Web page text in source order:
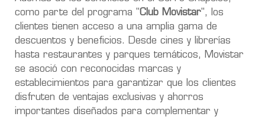
como parte del programa "Club Movistar", los
clientes tienen acceso a una amplia gama de
descuentos y beneficios. Desde cines y librerías
hasta restaurantes y parques temáticos, Movistar
se asoció con reconocidas marcas y
establecimientos para garantizar que los clientes
disfruten de ventajas exclusivas y ahorros
importantes diseñados para complementar y